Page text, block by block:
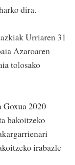
dira.
Urriaren 31
Azaroaren
tolosako
Goxua 2020
bakoitzeko
irabazle